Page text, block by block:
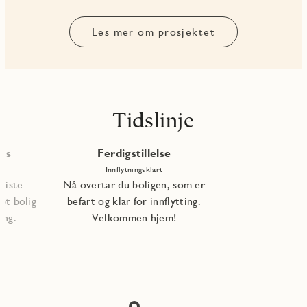
Les mer om prosjektet
Tidslinje
bolig
Ferdigstillelse
Innflytningsklart
Nå overtar du boligen, som er
befart og klar for innflytting.
Velkommen hjem!